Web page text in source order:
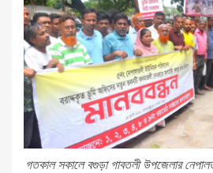
গতকাল সকালে বগুড়া গাবতলী উপজেলার